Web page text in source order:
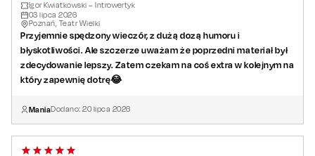
Igor Kwiatkowski – Introwertyk
03 lipca 2026
Poznań, Teatr Wielki
Przyjemnie spędzony wieczór, z dużą dozą humoru i
błyskotliwości. Ale szczerze uważam że poprzedni materiał był
zdecydowanie lepszy. Zatem czekam na coś extra w kolejnym na
który zapewnię dotrę😂
ManiaDodano:20 lipca 2026